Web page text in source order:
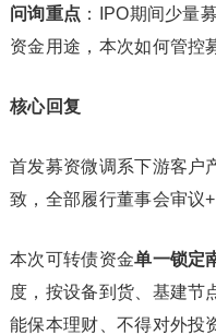
问询重点 ：IPO期间少量
资金用途，本次如何管控
核心回复
首发募资微调系下游客户
致，全部履行董事会审议
本次可转债资金单一锁定
度，按设备到货、基建节
能保本理财、不得对外投